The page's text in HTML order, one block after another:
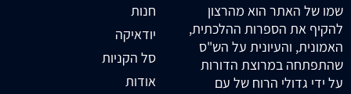
שמו של האתר הוא מהרצון
להקיף את הספרות ההלכתית,
האמונית, והעיונית על הש"ס
שהתפתחה במרוצת הדורות
על ידי גדולי הרוח של עם
חנות
יודאיקה
סל הקניות
אודות